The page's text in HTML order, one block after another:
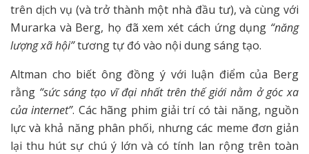
trên dịch vụ (và trở thành một nhà đầu tư), và cùng với
Murarka và Berg, họ đã xem xét cách ứng dụng “năng
lượng xã hội”tương tự đó vào nội dung sáng tạo.
Altman cho biết ông đồng ý với luận điểm của Berg
rằng “sức sáng tạo vĩ đại nhất trên thế giới nằm ở góc xa
của internet”. Các hãng phim giải trí có tài năng, nguồn
lực và khả năng phân phối, nhưng các meme đơn giản
lại thu hút sự chú ý lớn và có tính lan rộng trên toàn